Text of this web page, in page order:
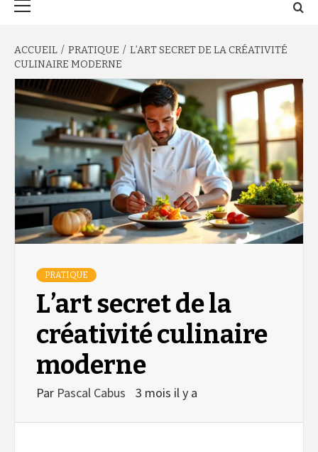
ACCUEIL PRATIQUE
L’ART SECRET DE LA CRÉATIVITÉ
CULINAIRE MODERNE
PRATIQUE
L’art secret de la
créativité culinaire
moderne
Par Pascal Cabus 3 mois il y a